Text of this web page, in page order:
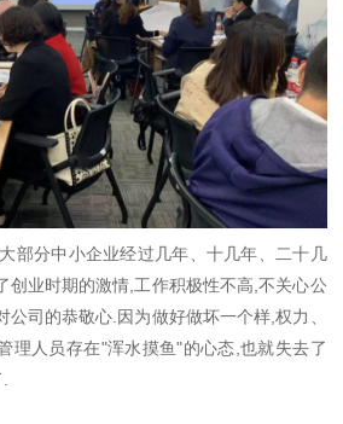
部分中小企业经过几年、十几年、二十几
创业时期的激情,工作积极性不高,不关心公
司的恭敬心.因为做好做坏一个样,权力、
理人员存在"浑水摸鱼"的心态,也就失去了